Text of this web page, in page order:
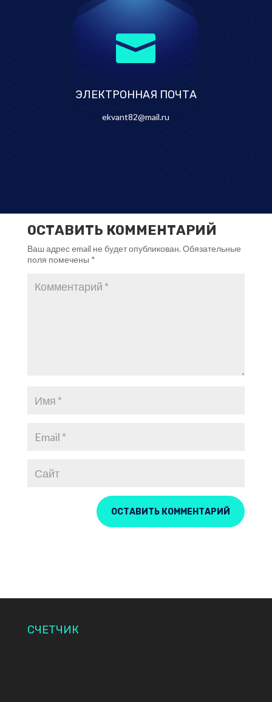

ЭЛЕКТРОННАЯ ПОЧТА
ekvant82@mail.ru
ОСТАВИТЬ КОММЕНТАРИЙ
Ваш адрес email не будет опубликован.Обязательные
поля помечены *
СЧЕТЧИК